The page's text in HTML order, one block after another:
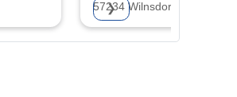
57234 Wilnsdorf
❯